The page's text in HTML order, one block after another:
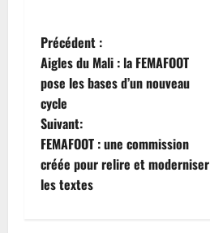
N
a
v
i
g
Précédent :
Aigles du Mali : la FEMAFOOT
pose les bases d’un nouveau
cycle
Suivant:
FEMAFOOT : une commission
créée pour relire et moderniser
les textes